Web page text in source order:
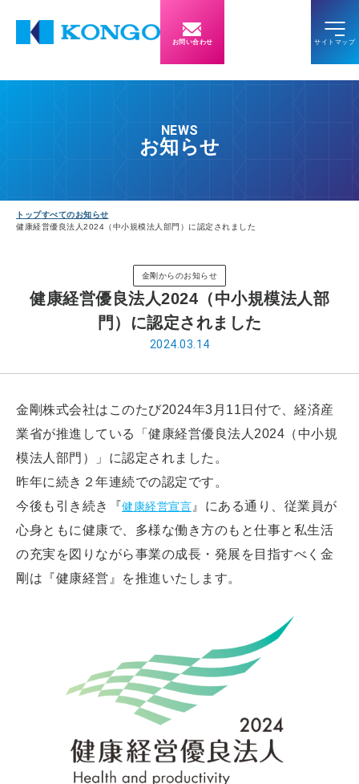
お問い合わせ
NEWS
お知らせ
トップすべてのお知らせ
健康経営優良法人2024（中小規模法人部門）に認定されました
金剛からのお知らせ
健康経営優良法人2024（中小規模法人部
門）に認定されました
2024.03.14
金剛株式会社はこのたび2024年3月11日付で、経済産
業省が推進している「健康経営優良法人2024（中小規
模法人部門）」に認定されました。
昨年に続き２年連続での認定です。
今後も引き続き『健康経営宣言 』にある通り、従業員が
心身ともに健康で、多様な働き方のもと仕事と私生活
の充実を図りながら事業の成長・発展を目指すべく金
剛は『健康経営』を推進いたします。